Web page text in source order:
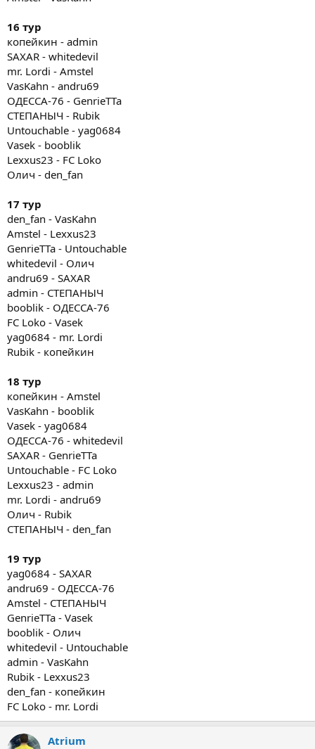
16 тур
копейкин - admin
SAXAR - whitedevil
mr. Lordi - Amstel
VasKahn - andru69
ОДЕССА-76 - GenrieTTa
СТЕПАНЫЧ - Rubik
Untouchable - yag0684
Vasek - booblik
Lexxus23 - FC Loko
Олич - den_fan
17 тур
den_fan - VasKahn
Amstel - Lexxus23
GenrieTTa - Untouchable
whitedevil - Олич
andru69 - SAXAR
admin - СТЕПАНЫЧ
booblik - ОДЕССА-76
FC Loko - Vasek
yag0684 - mr. Lordi
Rubik - копейкин
18 тур
копейкин - Amstel
VasKahn - booblik
Vasek - yag0684
ОДЕССА-76 - whitedevil
SAXAR - GenrieTTa
Untouchable - FC Loko
Lexxus23 - admin
mr. Lordi - andru69
Олич - Rubik
СТЕПАНЫЧ - den_fan
19 тур
yag0684 - SAXAR
andru69 - ОДЕССА-76
Amstel - СТЕПАНЫЧ
GenrieTTa - Vasek
booblik - Олич
whitedevil - Untouchable
admin - VasKahn
Rubik - Lexxus23
den_fan - копейкин
FC Loko - mr. Lordi
Atrium